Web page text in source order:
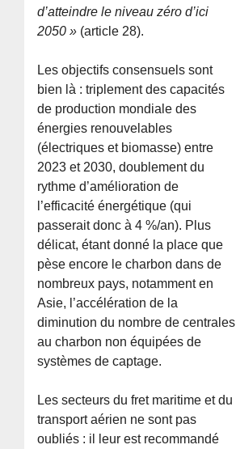
d’atteindre le niveau zéro d’ici
2050 » (article 28).
Les objectifs consensuels sont
bien là : triplement des capacités
de production mondiale des
énergies renouvelables
(électriques et biomasse) entre
2023 et 2030, doublement du
rythme d’amélioration de
l’efficacité énergétique (qui
passerait donc à 4 %/an). Plus
délicat, étant donné la place que
pèse encore le charbon dans de
nombreux pays, notamment en
Asie, l’accélération de la
diminution du nombre de centrales
au charbon non équipées de
systèmes de captage.
Les secteurs du fret maritime et du
transport aérien ne sont pas
oubliés : il leur est recommandé